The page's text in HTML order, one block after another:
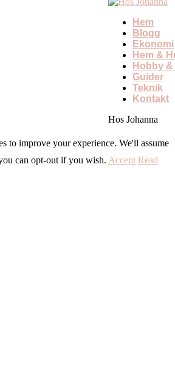
Hem
Blogg
Ekonomi
Hem &
Hobby
Guider
Teknik
Kontakt
Hos Johanna
to improve your experience. We'll assume
can opt-out if you wish. Accept Read